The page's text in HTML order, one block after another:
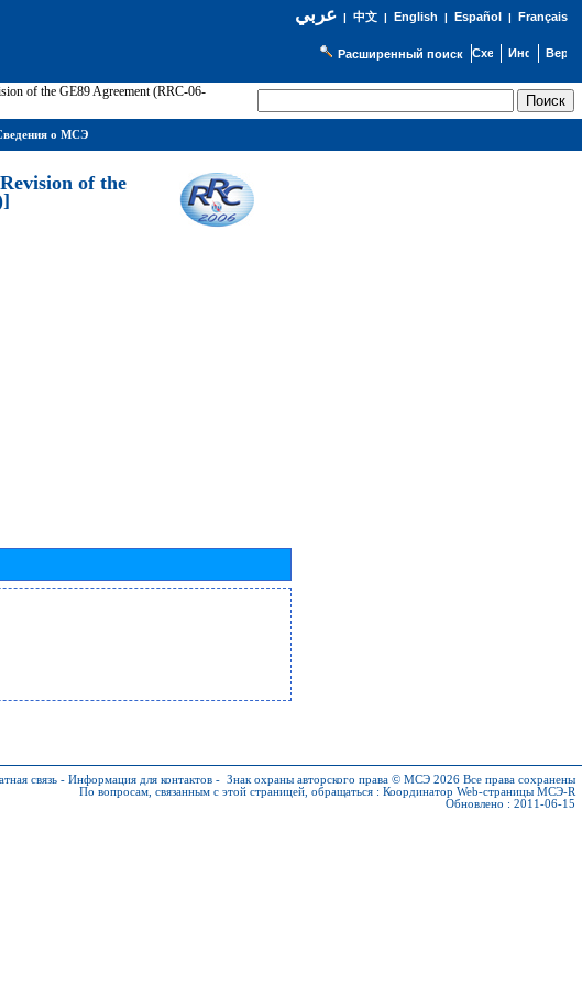
عربي| 中文| English | Español | Français
Расширенный поиск
of the GE89 Agreement (RRC-06-
of the
связь - Информация для контактов - Знак охраны авторского права © МСЭ 2026 Все права сохранены
По вопросам, связанным с этой страницей, обращаться : Координатор Web-страницы МСЭ-R
Обновлено : 2011-06-15
о МСЭ